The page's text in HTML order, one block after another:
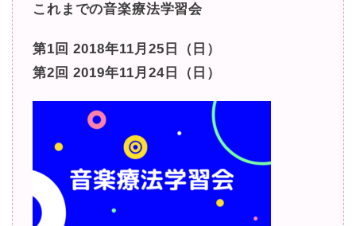
これまでの音楽療法学習会
第1回 2018年11月25日（日）
第2回 2019年11月24日（日）